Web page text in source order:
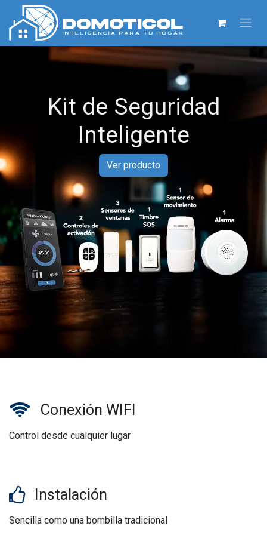
Kit de Seguridad
Inteligente
Ver producto
Conexión WIFI
Control desde cualquier lugar
Instalación
Sencilla como una bombilla tradicional